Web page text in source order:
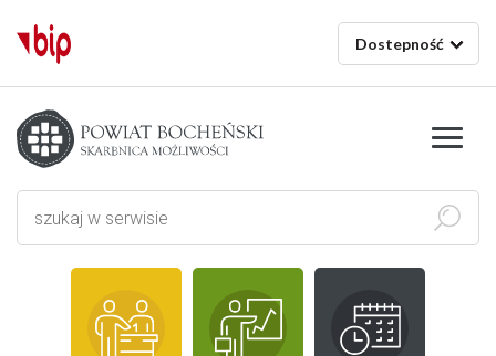
Dostepność
Starostwo powiatowe w Bochni
Szukaj